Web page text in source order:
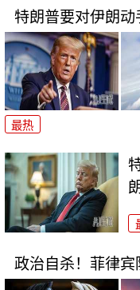
特朗普要对伊朗
最热
政治自杀！菲律宾